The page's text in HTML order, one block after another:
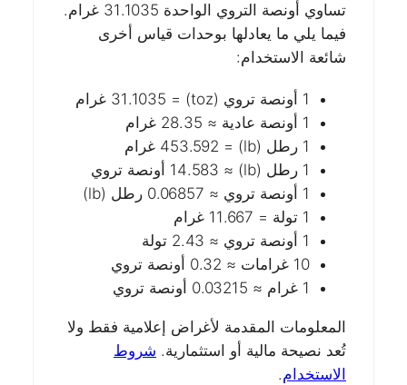
تساوي أونصة التروي الواحدة 31.1035 غرام.
فيما يلي ما يعادلها بوحدات قياس أخرى
شائعة الاستخدام:
1 أونصة تروي (toz) = 31.1035 غرام
1 أونصة عادية ≈ 28.35 غرام
1 رطل (lb) = 453.592 غرام
1 رطل (lb) ≈ 14.583 أونصة تروي
1 أونصة تروي ≈ 0.06857 رطل (lb)
1 تولة = 11.667 غرام
1 أونصة تروي ≈ 2.43 تولة
10 غرامات ≈ 0.32 أونصة تروي
1 غرام ≈ 0.03215 أونصة تروي
المعلومات المقدمة لأغراض إعلامية فقط ولا
تُعد نصيحة مالية أو استثمارية. شروط
الاستخدام.